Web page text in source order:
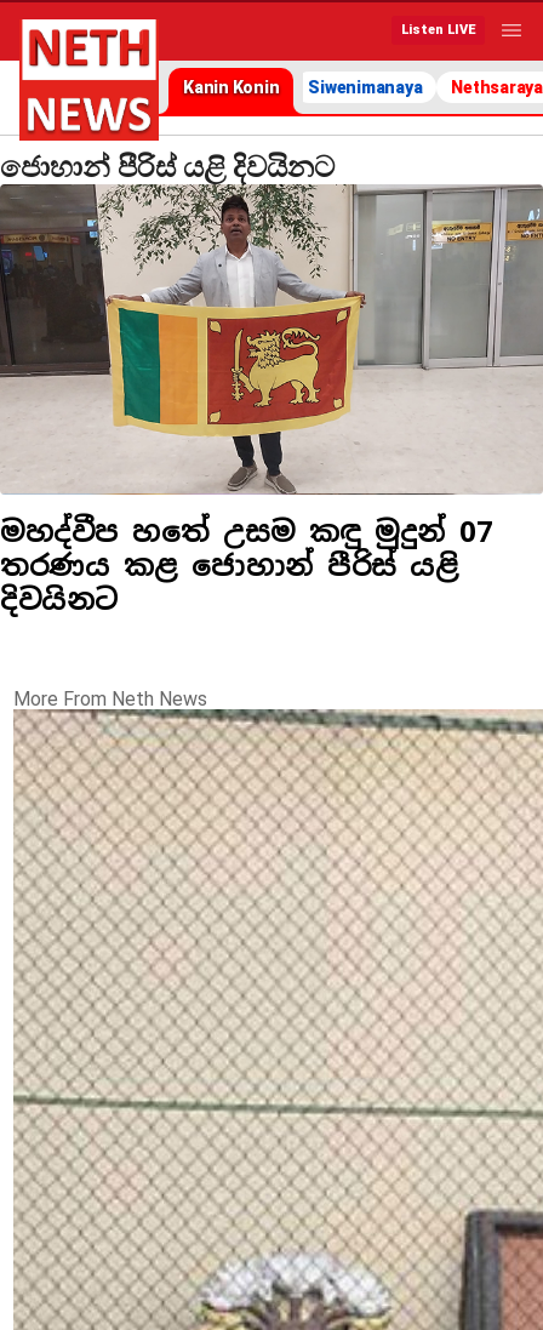
Listen LIVE
Kanin Konin Siwenimanaya Nethsaraya
ජොහාන් පීරිස් යළි දිවයිනට
මහද්වීප හතේ උසම කඳු මුදුන් 07
තරණය කළ ජොහාන් පීරිස් යළි
දිවයිනට
More From Neth News